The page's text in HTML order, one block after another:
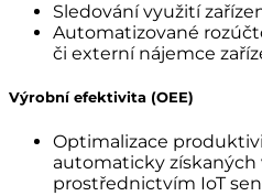
Sledování využití
Automatizované
či externí nájemce
Výrobní efektivita (OEE)
Optimalizace
automaticky získaných
prostřednictvím IoT